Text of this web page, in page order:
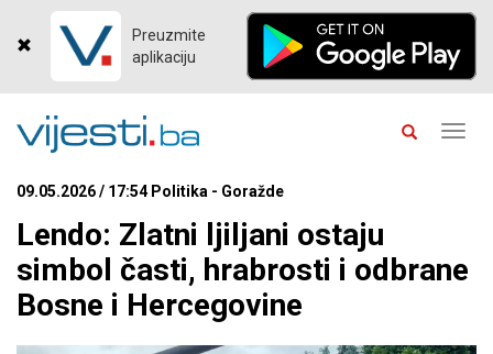
Preuzmite
aplikaciju
09.05.2026 / 17:54 Politika - Goražde
Lendo: Zlatni ljiljani ostaju
simbol časti, hrabrosti i odbrane
Bosne i Hercegovine